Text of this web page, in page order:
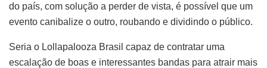
do país, com solução a perder de vista, é possível que um
evento canibalize o outro, roubando e dividindo o público.
Seria o Lollapalooza Brasil capaz de contratar uma
escalação de boas e interessantes bandas para atrair mais